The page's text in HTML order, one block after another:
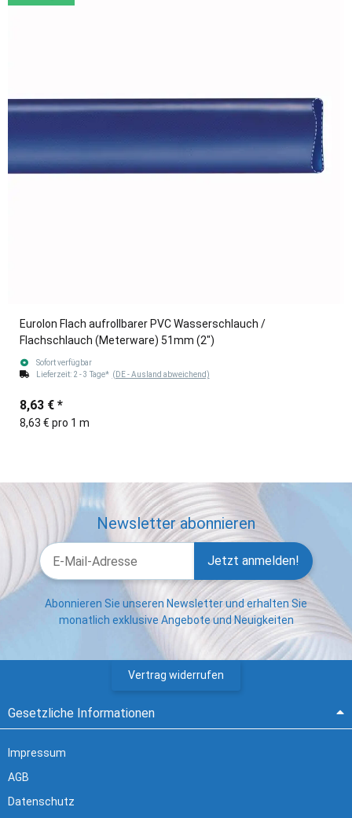
Eurolon Flach aufrollbarer PVC Wasserschlauch /
Flachschlauch (Meterware) 51mm (2")
Sofort verfügbar
Lieferzeit: 2 - 3 Tage* (DE - Ausland abweichend)
8,63 € *
8,63 € pro 1 m
Newsletter abonnieren
Jetzt anmelden!
Abonnieren Sie unseren Newsletter und erhalten Sie
monatlich exklusive Angebote und Neuigkeiten
Vertrag widerrufen
Gesetzliche Informationen
Impressum
AGB
Datenschutz